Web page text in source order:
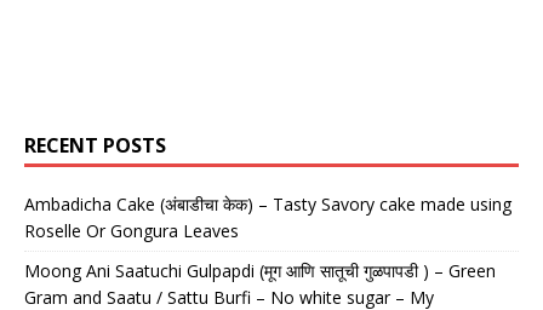
RECENT POSTS
Ambadicha Cake (अंबाडीचा केक) – Tasty Savory cake made using
Roselle Or Gongura Leaves
Moong Ani Saatuchi Gulpapdi (मूग आणि सातूची गुळपापडी ) – Green
Gram and Saatu / Sattu Burfi – No white sugar – My